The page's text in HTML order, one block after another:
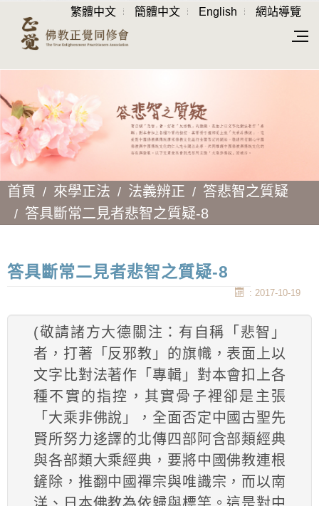
繁體中文 簡體中文 English 網站導覽
首頁 來學正法 法義辨正
答悲智之質疑
答具斷常二見者悲智之質疑-8
答具斷常二見者悲智之質疑-8
: 2017-10-19
(敬請諸方大德關注：有自稱「悲智」
者，打著「反邪教」的旗幟，表面上以
文字比對法著作「專輯」對本會扣上各
種不實的指控，其實骨子裡卻是主張
「大乘非佛說」，全面否定中國古聖先
賢所努力迻譯的北傳四部阿含部類經典
與各部類大乘經典，要將中國佛教連根
鏟除，推翻中國禪宗與唯識宗，而以南